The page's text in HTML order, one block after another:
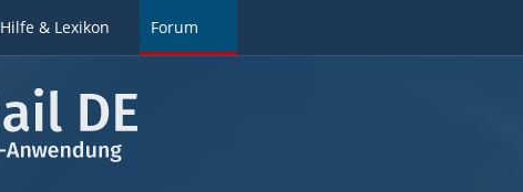
Hilfe & Lexikon Forum